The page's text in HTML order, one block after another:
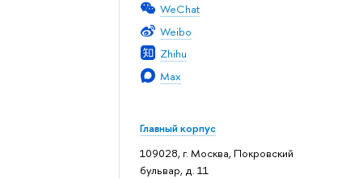
WeChat
Weibo
Zhihu
Max
Главный корпус
109028, г. Москва, Покровский
бульвар, д. 11